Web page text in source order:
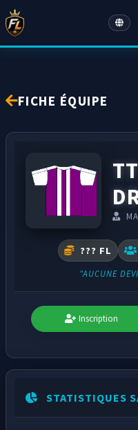
FICHE ÉQUIPE
??? FL
"AUCUNE
Inscription
STATISTIQUES